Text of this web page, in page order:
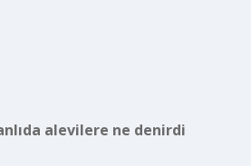
alevilere ne denirdi